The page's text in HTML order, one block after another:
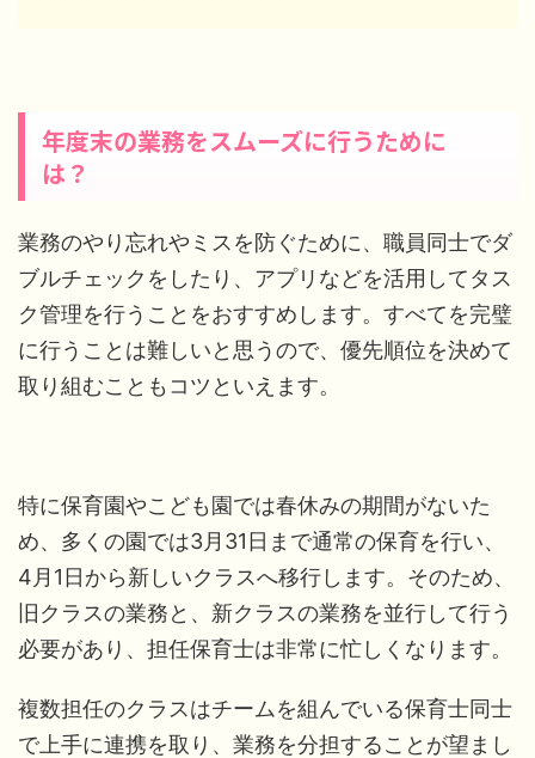
年度末の業務をスムーズに行うために
は？
業務のやり忘れやミスを防ぐために、職員同士でダ
ブルチェックをしたり、アプリなどを活用してタス
ク管理を行うことをおすすめします。すべてを完璧
に行うことは難しいと思うので、優先順位を決めて
取り組むこともコツといえます。
特に保育園やこども園では春休みの期間がないた
め、多くの園では3月31日まで通常の保育を行い、
4月1日から新しいクラスへ移行します。そのため、
旧クラスの業務と、新クラスの業務を並行して行う
必要があり、担任保育士は非常に忙しくなります。
複数担任のクラスはチームを組んでいる保育士同士
で上手に連携を取り、業務を分担することが望まし